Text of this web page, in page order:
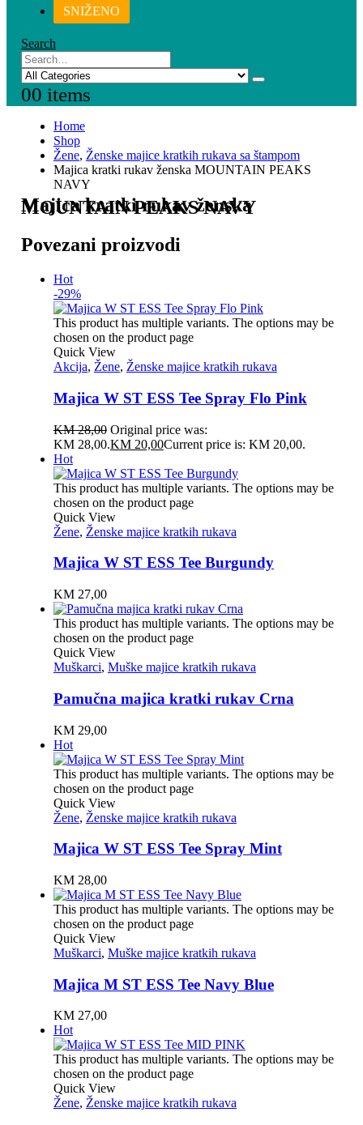
SNIŽENO
Search
00 items
Home
Shop
Žene, Ženske majice kratkih rukava sa štampom
Majica kratki rukav ženska MOUNTAIN PEAKS
NAVY
Majica kratki rukav ženska
MOUNTAIN PEAKS NAVY
Povezani proizvodi
Hot
-29%
This product has multiple variants. The options may be
chosen on the product page
Quick View
Akcija, Žene, Ženske majice kratkih rukava
Majica W ST ESS Tee Spray Flo Pink
KM28,00 Original price was:
KM 28,00.KM20,00Current price is: KM 20,00.
Hot
This product has multiple variants. The options may be
chosen on the product page
Quick View
Žene, Ženske majice kratkih rukava
Majica W ST ESS Tee Burgundy
KM27,00
This product has multiple variants. The options may be
chosen on the product page
Quick View
Muškarci, Muške majice kratkih rukava
Pamučna majica kratki rukav Crna
KM29,00
Hot
This product has multiple variants. The options may be
chosen on the product page
Quick View
Žene, Ženske majice kratkih rukava
Majica W ST ESS Tee Spray Mint
KM28,00
This product has multiple variants. The options may be
chosen on the product page
Quick View
Muškarci, Muške majice kratkih rukava
Majica M ST ESS Tee Navy Blue
KM27,00
Hot
This product has multiple variants. The options may be
chosen on the product page
Quick View
Žene, Ženske majice kratkih rukava